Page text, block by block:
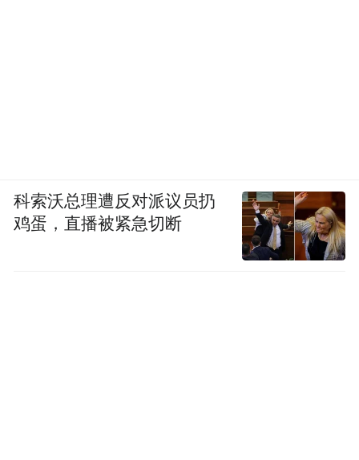
科索沃总理遭反对派议员扔
鸡蛋，直播被紧急切断